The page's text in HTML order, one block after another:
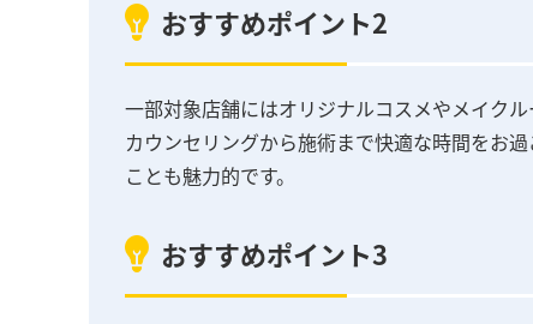
おすすめポイント2
一部対象店舗にはオリジナルコスメやメイク
カウンセリングから施術まで快適な時間をお
ことも魅力的です。
おすすめポイント3